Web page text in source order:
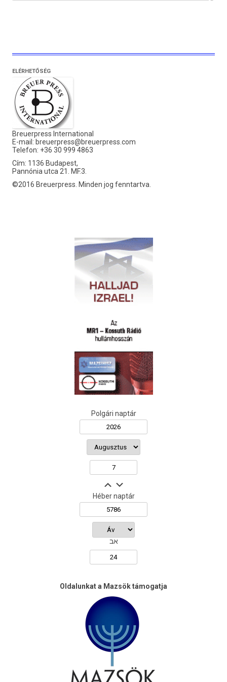
ELÉRHETŐSÉG
Breuerpress International
E-mail: breuerpress@breuerpress.com
Telefon: +36 30 999 4863
Cím: 1136 Budapest,
Pannónia utca 21. MF.3.
©2016 Breuerpress. Minden jog fenntartva.
Polgári naptár
Héber naptár
אב
Oldalunkat a Mazsök támogatja